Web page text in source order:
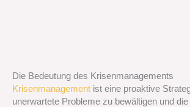
Die Bedeutung des Krisenmanagements
Krisenmanagement ist eine proaktive
unerwartete Probleme zu bewältigen und